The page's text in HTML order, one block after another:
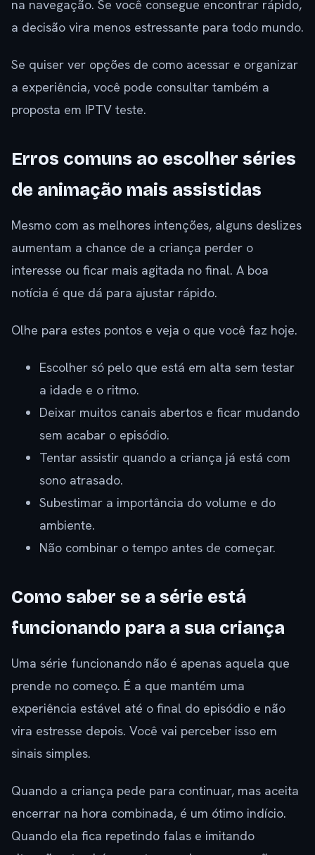
na navegação. Se você consegue encontrar rápido,
a decisão vira menos estressante para todo mundo.
Se quiser ver opções de como acessar e organizar
a experiência, você pode consultar também a
proposta em IPTV teste.
Erros comuns ao escolher séries
de animação mais assistidas
Mesmo com as melhores intenções, alguns deslizes
aumentam a chance de a criança perder o
interesse ou ficar mais agitada no final. A boa
notícia é que dá para ajustar rápido.
Olhe para estes pontos e veja o que você faz hoje.
Escolher só pelo que está em alta sem testar
a idade e o ritmo.
Deixar muitos canais abertos e ficar mudando
sem acabar o episódio.
Tentar assistir quando a criança já está com
sono atrasado.
Subestimar a importância do volume e do
ambiente.
Não combinar o tempo antes de começar.
Como saber se a série está
funcionando para a sua criança
Uma série funcionando não é apenas aquela que
prende no começo. É a que mantém uma
experiência estável até o final do episódio e não
vira estresse depois. Você vai perceber isso em
sinais simples.
Quando a criança pede para continuar, mas aceita
encerrar na hora combinada, é um ótimo indício.
Quando ela fica repetindo falas e imitando